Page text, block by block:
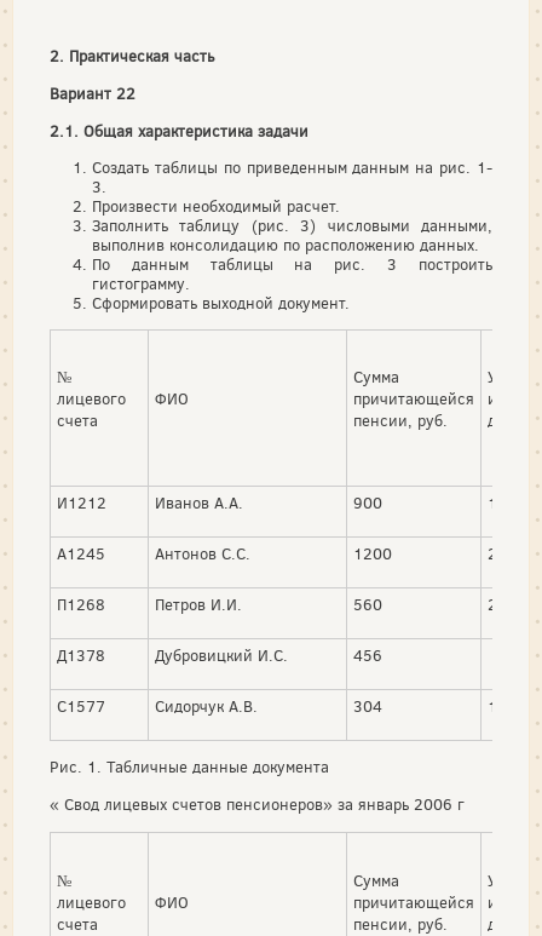
2. Практическая часть
Вариант 22
2.1. Общая характеристика задачи
Создать таблицы по приведенным данным на рис. 1-
3.
Произвести необходимый расчет.
Заполнить таблицу (рис. 3) числовыми данными,
выполнив консолидацию по расположению данных.
По данным таблицы на рис. 3 построить
гистограмму.
Сформировать выходной документ.
№
лицевого
счета
ФИО
Сумма
причитающейся
пенсии, руб.
И1212 Иванов А.А. 900 125
А1245 Антонов С.С. 1200 200
П1268 Петров И.И. 560 25
Д1378 Дубровицкий И.С. 456
С1577 Сидорчук А.В. 304 100
Рис. 1. Табличные данные документа
« Свод лицевых счетов пенсионеров» за январь 2006 г
№
лицевого
счета
ФИО
Сумма
причитающейся
пенсии, руб.